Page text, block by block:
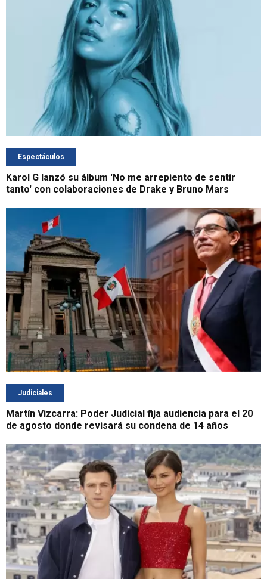
Espectáculos
Karol G lanzó su álbum 'No me arrepiento de sentir
tanto' con colaboraciones de Drake y Bruno Mars
Judiciales
Martín Vizcarra: Poder Judicial fija audiencia para el 20
de agosto donde revisará su condena de 14 años